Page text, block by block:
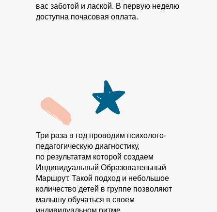
вас заботой и лаской. В первую неделю
доступна почасовая оплата.
Три раза в год проводим психолого-
педагогическую диагностику,
по результатам которой создаем
Индивидуальный Образовательный
Маршрут. Такой подход и небольшое
количество детей в группе позволяют
малышу обучаться в своем
индивидуальном ритме.